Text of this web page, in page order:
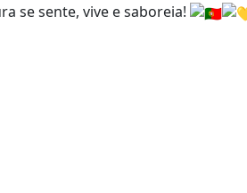
se sente, vive e saboreia!